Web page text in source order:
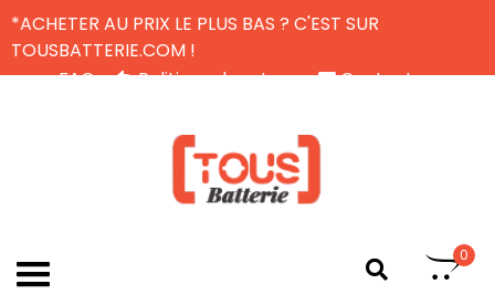
*ACHETER AU PRIX LE PLUS BAS ? C'EST SUR
TOUSBATTERIE.COM !
FAQ
Politique de retour
Contactez-nous
0